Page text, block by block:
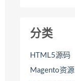
分类
HTML5源码
Magento资源